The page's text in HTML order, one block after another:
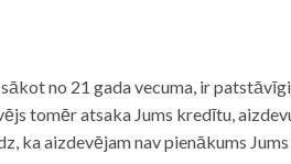
no 21 gada vecuma, ir
tomēr atsaka Jums kredītu,
ka aizdevējam nav pienākums